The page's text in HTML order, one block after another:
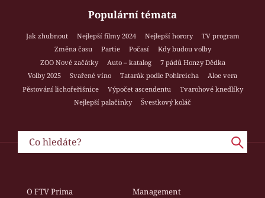
Populární témata
Jak zhubnout Nejlepší filmy 2024 Nejlepší horory
TV program
Změna času
Partie Počasí
Kdy budou volby
ZOO Nové začátky
Auto – katalog
7 pádů Honzy Dědka
Volby 2025
Svařené víno Tatarák podle Pohlreicha
Aloe vera
Pěstování lichořeřišnice
Výpočet ascendentu
Tvarohové knedlíky
Nejlepší palačinky
Švestkový koláč
O FTV Prima
Management